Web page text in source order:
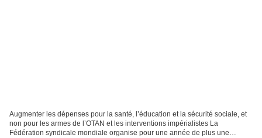
Augmenter les dépenses pour la santé, l’éducation et la sécurité sociale, et
non pour les armes de l’OTAN et les interventions impérialistes La
Fédération syndicale mondiale organise pour une année de plus une